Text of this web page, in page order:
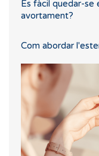
És fàcil quedar-se
avortament?
Com abordar